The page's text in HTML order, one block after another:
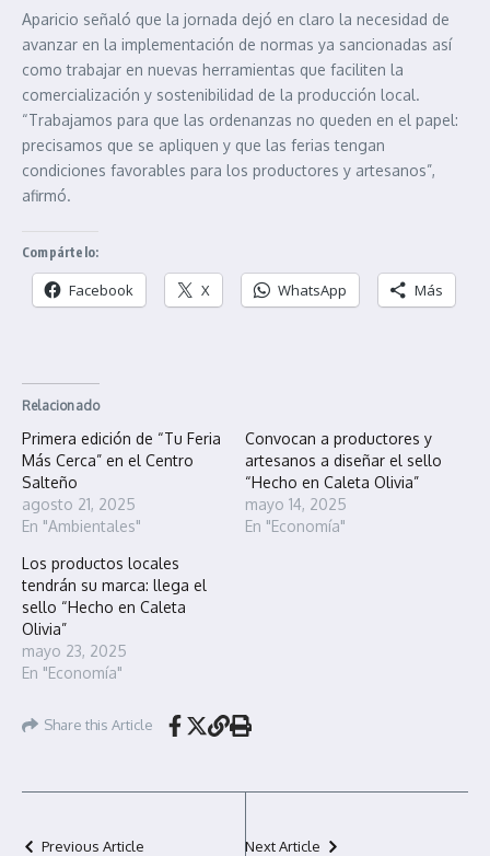
Aparicio señaló que la jornada dejó en claro la necesidad de
avanzar en la implementación de normas ya sancionadas así
como trabajar en nuevas herramientas que faciliten la
comercialización y sostenibilidad de la producción local.
“Trabajamos para que las ordenanzas no queden en el papel:
precisamos que se apliquen y que las ferias tengan
condiciones favorables para los productores y artesanos”,
afirmó.
Compártelo:
Facebook X WhatsApp Más
Relacionado
Primera edición de “Tu Feria
Más Cerca” en el Centro
Salteño
agosto 21, 2025
En "Ambientales"
Convocan a productores y
artesanos a diseñar el sello
“Hecho en Caleta Olivia”
mayo 14, 2025
En "Economía"
Los productos locales
tendrán su marca: llega el
sello “Hecho en Caleta
Olivia”
mayo 23, 2025
En "Economía"
Share this Article
Previous Article Next Article